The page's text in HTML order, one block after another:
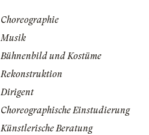
Choreographie
Musik
Bühnenbild und Kostüme
Rekonstruktion
Dirigent
Choreographische Einstudierung
Künstlerische Beratung